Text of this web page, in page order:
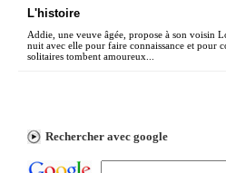
L'histoire
Addie, une veuve âgée, propose à son voisin
nuit avec elle pour faire connaissance et pour
solitaires tombent amoureux...
Rechercher avec google